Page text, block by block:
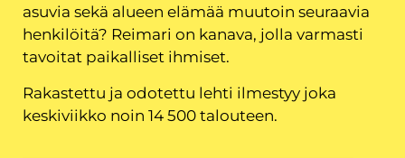
asuvia sekä alueen elämää muutoin seuraavia
henkilöitä? Reimari on kanava, jolla varmasti
tavoitat paikalliset ihmiset.
Rakastettu ja odotettu lehti ilmestyy joka
keskiviikko noin 14 500 talouteen.